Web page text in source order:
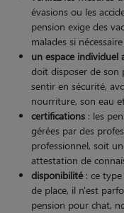
évasions ou les
pension exige des
malades si nécessaire
un espace individuel
doit disposer de son
sentir en sécurité,
nourriture, son eau
certifications : les
gérées par des
professionnel, soit
attestation de
disponibilité: ce type
de place, il n'est
pension pour chat,